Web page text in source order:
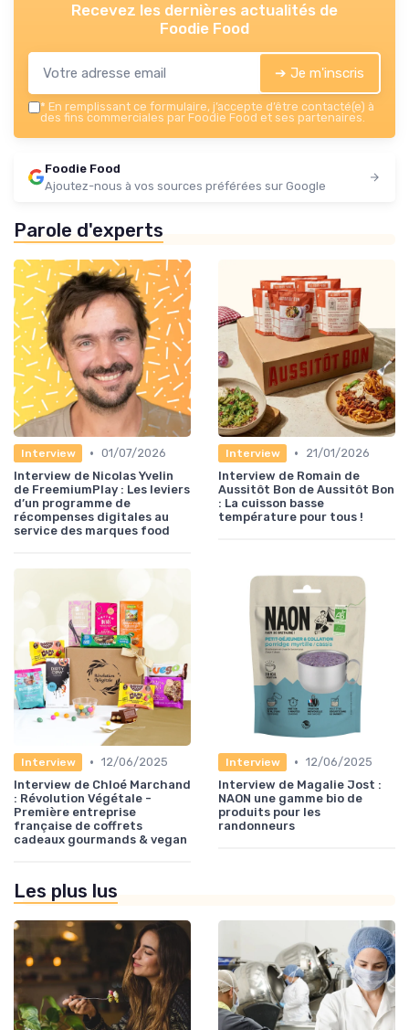
Recevez les dernières actualités de
Foodie Food
➔ Je m'inscris
* En remplissant ce formulaire, j’accepte d’être contacté(e) à
des fins commerciales par Foodie Food et ses partenaires.
Foodie Food
Ajoutez-nous à vos sources préférées sur Google
Parole d'experts
Interview • 01/07/2026
Interview de Nicolas Yvelin
de FreemiumPlay : Les leviers
d’un programme de
récompenses digitales au
service des marques food
Interview •
21/01/2026
Interview de Romain de
Aussitôt Bon de Aussitôt Bon
: La cuisson basse
température pour tous !
Interview • 12/06/2025
Interview de Chloé Marchand
: Révolution Végétale -
Première entreprise
française de coffrets
cadeaux gourmands & vegan
Interview • 12/06/2025
Interview de Magalie Jost :
NAON une gamme bio de
produits pour les
randonneurs
Les plus lus